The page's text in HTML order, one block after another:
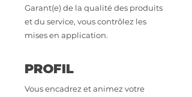
Garant(e) de la qualité des produits
et du service, vous contrôlez les
mises en application.
PROFIL
Vous encadrez et animez votre